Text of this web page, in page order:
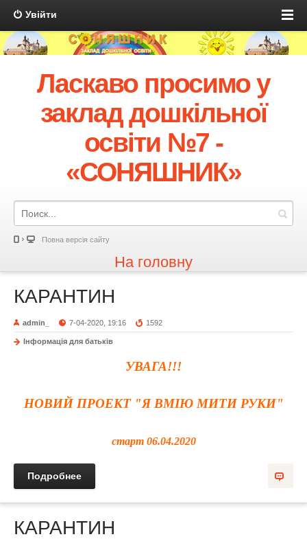
Увійти
Ласкаво просимо у
заклад дошкільної
освіти №7 -
«СОНЯШНИК»
Повна версія сайту
На головну
КАРАНТИН
admin_ 7-04-2020, 19:16 1592
Інформація для батьків
УВАГА!!!
НОВИЙ ПРОЕКТ "Я ВМІЮ МИТИ РУКИ"
старт 06.04.2020
Подробнее
КАРАНТИН